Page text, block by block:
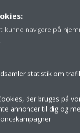
navigere på
statistik om
der bruges på
annoncer til dig og